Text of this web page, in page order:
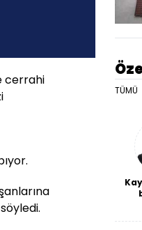
cerrahi
TÜMÜ